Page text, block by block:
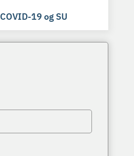
COVID-19 og SU